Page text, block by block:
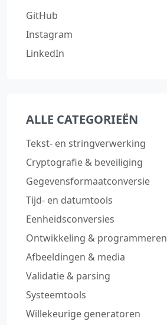
GitHub
Instagram
LinkedIn
ALLE CATEGORIEËN
Tekst‑ en stringverwerking
Cryptografie & beveiliging
Gegevensformaatconversie
Tijd‑ en datumtools
Eenheidsconversies
Ontwikkeling & programmeren
Afbeeldingen & media
Validatie & parsing
Systeemtools
Willekeurige generatoren